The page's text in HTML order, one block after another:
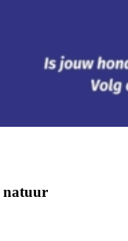
natuur